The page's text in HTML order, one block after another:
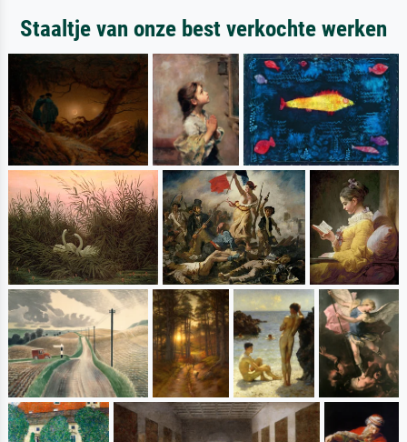
Staaltje van onze best verkochte werken